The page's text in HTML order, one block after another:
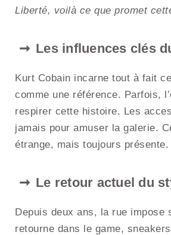
Liberté, voilà ce que promet
Les influences clés
Kurt Cobain incarne tout à fait
comme une référence. Parfois,
respirer cette histoire. Les
jamais pour amuser la galerie.
étrange, mais toujours
Le retour actuel du
Depuis deux ans, la rue
retourne dans le game,